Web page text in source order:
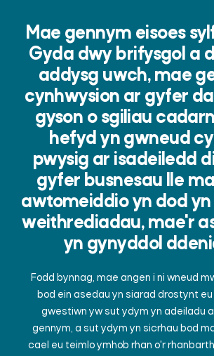
Mae gennym eisoes
Gyda dwy brifysgol a
addysg uwch, mae
cynhwysion ar gyfer
gyson o sgiliau
hefyd yn gwneud
pwysig ar isadeiledd
gyfer busnesau lle
awtomeiddio yn dod
weithrediadau, mae'r
yn gynyddol
Fodd bynnag, mae angen i ni wneud
bod ein asedau yn siarad drostynt eu
gwestiwn yw sut ydym yn adeiladu
gennym, a sut ydym yn sicrhau bod
cael eu teimlo ymhob rhan o'r